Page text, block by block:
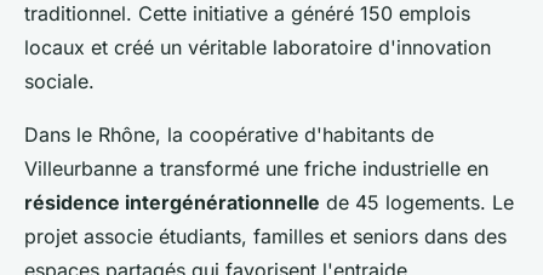
traditionnel. Cette initiative a généré 150 emplois
locaux et créé un véritable laboratoire d'innovation
sociale.
Dans le Rhône, la coopérative d'habitants de
Villeurbanne a transformé une friche industrielle en
résidence intergénérationnelle de 45 logements. Le
projet associe étudiants, familles et seniors dans des